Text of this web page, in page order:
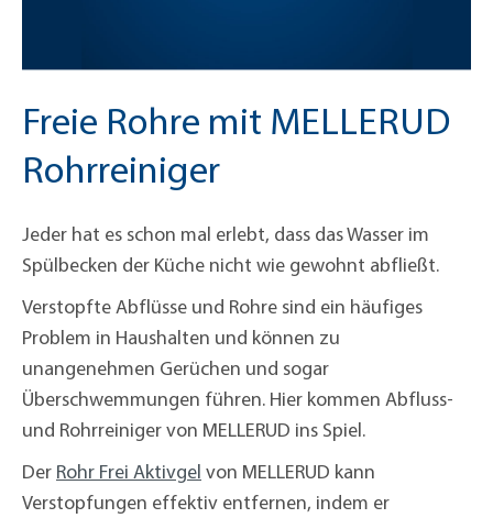
Freie Rohre mit MELLERUD
Rohrreiniger
Jeder hat es schon mal erlebt, dass das Wasser im
Spülbecken der Küche nicht wie gewohnt abfließt.
Verstopfte Abflüsse und Rohre sind ein häufiges
Problem in Haushalten und können zu
unangenehmen Gerüchen und sogar
Überschwemmungen führen. Hier kommen Abfluss-
und Rohrreiniger von MELLERUD ins Spiel.
Der Rohr Frei Aktivgel von MELLERUD kann
Verstopfungen effektiv entfernen, indem er